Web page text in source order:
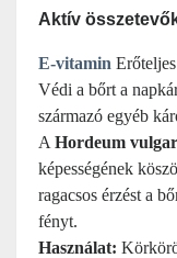
Aktív
E-vitamin
Védi a bőrt a
származó egyéb
A Hordeum
képességének
ragacsos érzést a
fényt.
Használat: